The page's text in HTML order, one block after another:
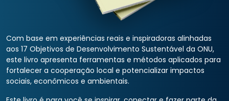
Com base em experiências reais e inspiradoras alinhadas
aos 17 Objetivos de Desenvolvimento Sustentável da ONU,
este livro apresenta ferramentas e métodos aplicados para
fortalecer a cooperação local e potencializar impactos
sociais, econômicos e ambientais.